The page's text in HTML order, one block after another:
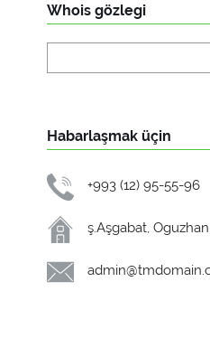
Whois gözlegi
Habarlaşmak üçin
+993 (12) 95-55-96
ş.Aşgabat,